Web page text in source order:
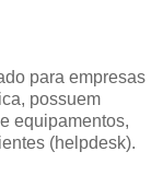
para empresas
possuem
equipamentos,
(helpdesk).